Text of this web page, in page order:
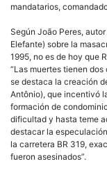
mandatarios,
Según João Peres,
Elefante) sobre la
1995, no es de hoy que
“Las muertes tienen
se destaca la creación
Antônio), que incentivó
formación de
dificultad y hasta teme
destacar la
la carretera BR 319,
fueron asesinados”.